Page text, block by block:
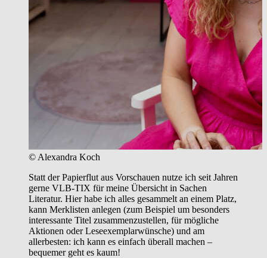
© Alexandra Koch
Statt der Papierflut aus Vorschauen nutze ich seit Jahren
gerne VLB-TIX für meine Übersicht in Sachen
Literatur. Hier habe ich alles gesammelt an einem Platz,
kann Merklisten anlegen (zum Beispiel um besonders
interessante Titel zusammenzustellen, für mögliche
Aktionen oder Leseexemplarwünsche) und am
allerbesten: ich kann es einfach überall machen –
bequemer geht es kaum!